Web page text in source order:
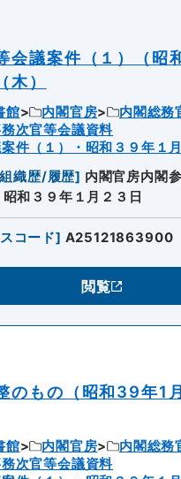
会議案件（１）（昭
木）
館 内閣官房
内閣総務
次官等会議資料
件（１）・昭和３９年１
組織歴/履歴] 内閣官房内閣
昭和３９年１月２３日
コード] A25121863900
閲覧
のもの（昭和39年1
館 内閣官房
内閣総務
次官等会議資料